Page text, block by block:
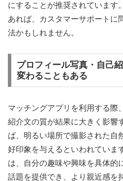
にすることが推奨されています
あれば、カスタマーサポートに
法かもしれません。
プロフィール写真・自己
変わることもある
マッチングアプリを利用する際
紹介文の質が結果に大きく影響
ば、明るい場所で撮影された自
好印象を与えるといわれていま
は、自分の趣味や興味を具体的
話題を提供でき、より親近感を